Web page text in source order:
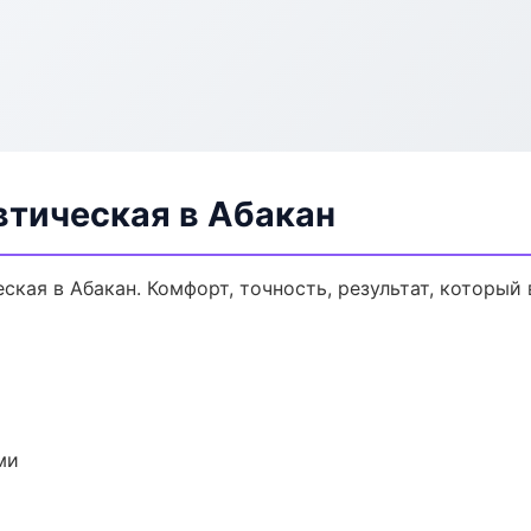
в Абакан
в Абакан. Комфорт, точность, результат, который